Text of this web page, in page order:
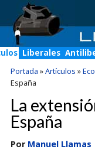
Liberales
Portada »Artículos »
España
La
España
Por Manuel Llamas